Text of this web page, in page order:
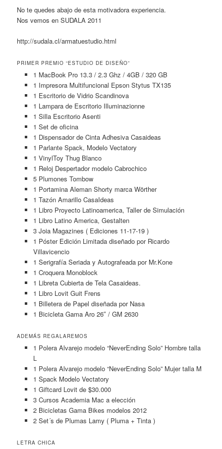
No te quedes abajo de esta motivadora experiencia.
Nos vemos en SUDALA 2011
http://sudala.cl/armatuestudio.html
PRIMER PREMIO “ESTUDIO DE DISEÑO”
1 MacBook Pro 13.3 / 2.3 Ghz / 4GB / 320 GB
1 Impresora Multifuncional Epson Stytus TX135
1 Escritorio de Vidrio Scandinova
1 Lampara de Escritorio Illuminazionne
1 Silla Escritorio Asenti
1 Set de oficina
1 Dispensador de Cinta Adhesiva Casaideas
1 Parlante Spack, Modelo Vectatory
1 VinylToy Thug Blanco
1 Reloj Despertador modelo Cabrochico
5 Plumones Tombow
1 Portamina Aleman Shorty marca Wörther
1 Tazón Amarillo CasaIdeas
1 Libro Proyecto Latinoamerica, Taller de Simulación
1 Libro Latino America, Gestalten
3 Joia Magazines ( Ediciones 11-17-19 )
1 Póster Edición Limitada diseñado por Ricardo
Villavicencio
1 Serigrafía Seriada y Autografeada por Mr.Kone
1 Croquera Monoblock
1 Libreta Cubierta de Tela Casaideas.
1 Libro Lovit Guit Frens
1 Billetera de Papel diseñada por Nasa
1 Bicicleta Gama Aro 26″ / GM 2630
ADEMÁS REGALAREMOS
1 Polera Alvarejo modelo “NeverEnding Solo” Hombre talla
L
1 Polera Alvarejo modelo “NeverEnding Solo” Mujer talla M
1 Spack Modelo Vectatory
1 Giftcard Lovit de $30.000
3 Cursos Academia Mac a elección
2 Bicicletas Gama Bikes modelos 2012
2 Set´s de Plumas Lamy ( Pluma + Tinta )
LETRA CHICA